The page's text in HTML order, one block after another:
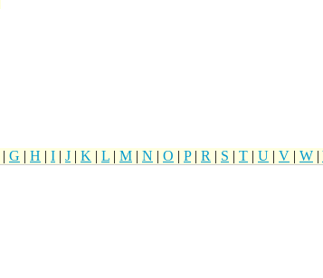
| G | H | I | J | K | L | M | N | O | P| R | S | T | U | V | W |